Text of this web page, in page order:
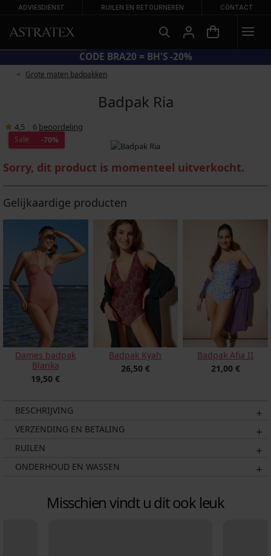
ADVIESDIENST RUILEN EN RETOURNEREN CONTACT
CODE BRA20 = BH'S -20%
Grote maten badpakken
Badpak Ria
4,5 6 beoordeling
Sale -70%
Sorry, dit product is momenteel uitverkocht.
Gelijkaardige producten
Dames badpak
Blanka
19,50 €
Badpak Kyah
26,50 €
Badpak Afia II
21,00 €
BESCHRIJVING
VERZENDING EN BETALING
RUILEN
ONDERHOUD EN WASSEN
Misschien vindt u dit ook leuk